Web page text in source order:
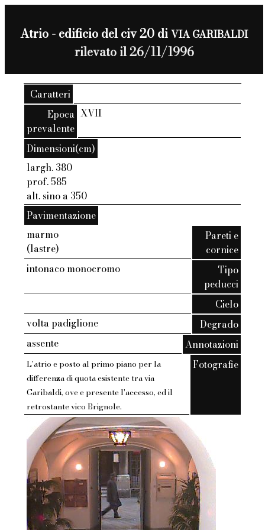
Atrio - edificio del civ 20 diVIA GARIBALDI
rilevato il 26/11/1996
Caratteri
Epoca
prevalente
XVII
Dimensioni(cm)
largh. 380
prof. 585
alt. sino a 350
Pavimentazione
marmo
(lastre)
Pareti e
cornice
intonaco monocromo
Tipo
peducci
Cielo
volta padiglione
Degrado
assente
Annotazioni
L'atrio e posto al primo piano per la
differenza di quota esistente tra via
Garibaldi, ove e presente l'accesso, ed il
retrostante vico Brignole.
Fotografie